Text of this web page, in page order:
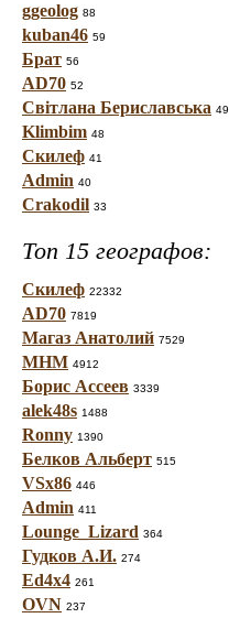
ggeolog 88
kuban46 59
Брат 56
AD70 52
Світлана Бериславська 49
Klimbim 48
Скилеф 41
Admin 40
Crakodil 33
Топ 15 географов:
Скилеф 22332
AD70 7819
Магаз Анатолий 7529
МНМ 4912
Борис Ассеев 3339
alek48s 1488
Ronny 1390
Белков Альберт 515
VSx86 446
Admin 411
Lounge_Lizard 364
Гудков А.И. 274
Ed4x4 261
OVN 237